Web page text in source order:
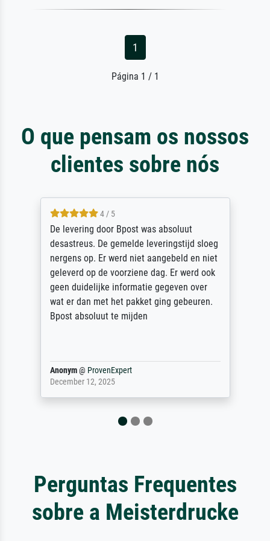
1
Página 1 / 1
O que pensam os nossos
clientes sobre nós
5 / 5
Sehr gute Qualität des Leinwanddrucks und
des Rahmens! Unser Bild wurde sehr
sorgfältig und sicher verpackt, so dass es
unbeschadet bei uns ankam. Es wird nicht
unser letzter Meisterdruck sein. Vielen
Dank!
Reinhold, @ProvenExpert
April 22, 2026
Perguntas Frequentes
sobre a Meisterdrucke